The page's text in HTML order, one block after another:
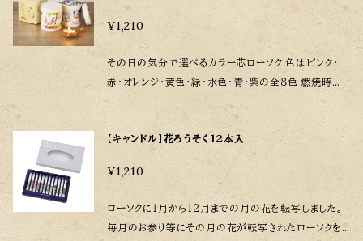
¥1,210
その日の気分で選べるカラー芯ローソク 色はピンク・
赤・オレンジ・黄色・緑・水色・青・紫の全８色 燃焼時間：
約10分 箱寸法：W88×D88×H93mm ø74mm 内容
量：150g ローソク１本の長さ：24mm ø7.8mm
【キャンドル】花ろうそく１２本入
¥1,210
ローソクに１月から１２月までの月の花を転写しました。
毎月のお参り等にその月の花が転写されたローソクを